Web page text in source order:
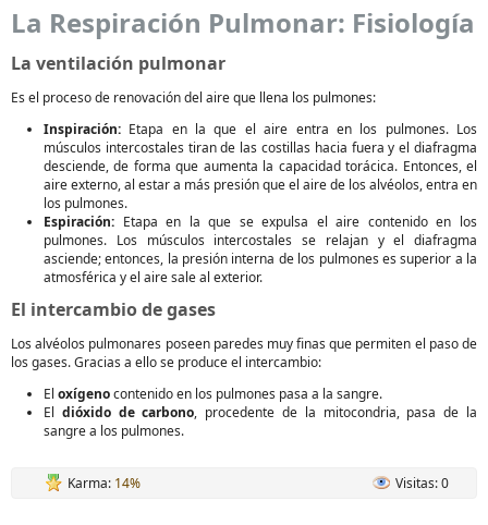
La Respiración Pulmonar: Fisiología
La ventilación pulmonar
Es el proceso de renovación del aire que llena los pulmones:
Inspiración: Etapa en la que el aire entra en los pulmones. Los
músculos intercostales tiran de las costillas hacia fuera y el diafragma
desciende, de forma que aumenta la capacidad torácica. Entonces, el
aire externo, al estar a más presión que el aire de los alvéolos, entra en
los pulmones.
Espiración: Etapa en la que se expulsa el aire contenido en los
pulmones. Los músculos intercostales se relajan y el diafragma
asciende; entonces, la presión interna de los pulmones es superior a la
atmosférica y el aire sale al exterior.
El intercambio de gases
Los alvéolos pulmonares poseen paredes muy finas que permiten el paso de
los gases. Gracias a ello se produce el intercambio:
El oxígenocontenido en los pulmones pasa a la sangre.
El dióxido de carbono, procedente de la mitocondria, pasa de la
sangre a los pulmones.
Karma: 14% Visitas: 0